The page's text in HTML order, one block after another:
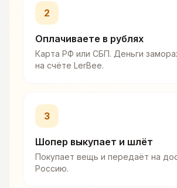
2
Оплачиваете в рублях
Карта РФ или СБП. Деньги
на счёте LerBee.
3
Шопер выкупает и шлёт
Покупает вещь и передаёт на
Россию.